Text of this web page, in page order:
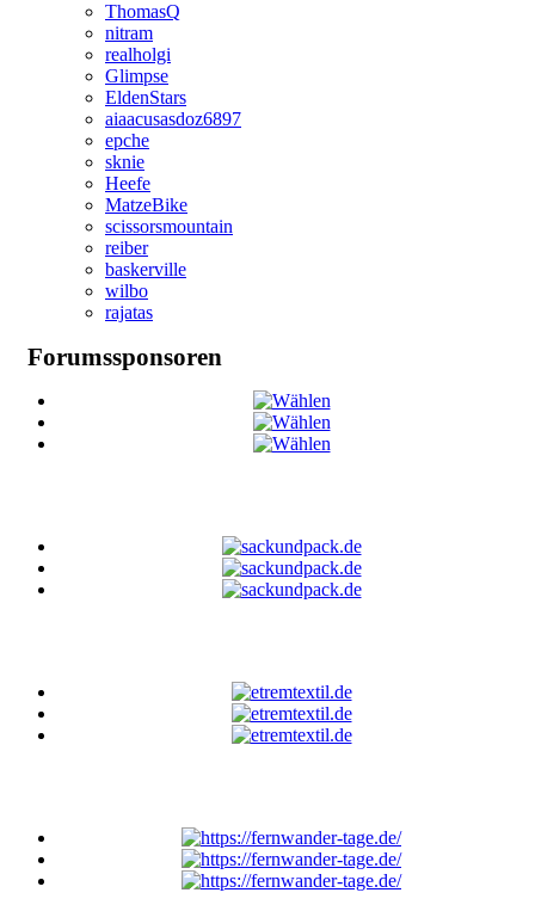
ThomasQ
nitram
realholgi
Glimpse
EldenStars
aiaacusasdoz6897
epche
sknie
Heefe
MatzeBike
scissorsmountain
reiber
baskerville
wilbo
rajatas
Forumssponsoren